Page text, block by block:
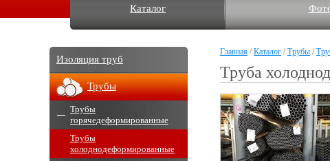
Каталог
Главная /Каталог /Трубы /
Труба
Изоляция труб
Трубы
Трубы
горячедеформированные
Трубы
холоднодеформированные